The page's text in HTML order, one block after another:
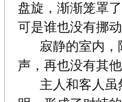
盘旋，渐渐笼罩
可是谁也没有挪动
寂静的室内
声，再也没有其他
主人和客人